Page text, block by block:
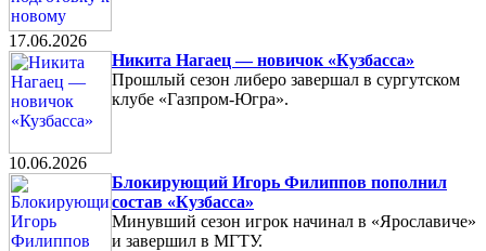
17.06.2026
Никита Нагаец — новичок «Кузбасса»
Прошлый сезон либеро завершал в сургутском
клубе «Газпром-Югра».
10.06.2026
Блокирующий Игорь Филиппов пополнил
состав «Кузбасса»
Минувший сезон игрок начинал в «Ярославиче»
и завершил в МГТУ.